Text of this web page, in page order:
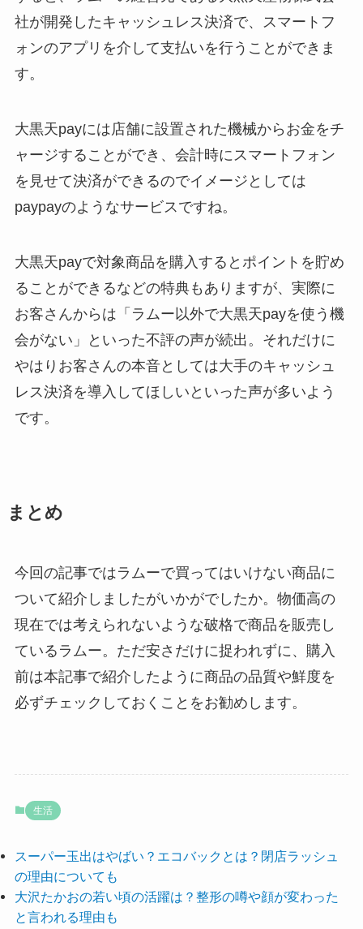
社が開発したキャッシュレス決済で、スマートフ
ォンのアプリを介して支払いを行うことができま
す。
大黒天payには店舗に設置された機械からお金をチ
ャージすることができ、会計時にスマートフォン
を見せて決済ができるのでイメージとしては
paypayのようなサービスですね。
大黒天payで対象商品を購入するとポイントを貯め
ることができるなどの特典もありますが、実際に
お客さんからは「ラムー以外で大黒天payを使う機
会がない」といった不評の声が続出。それだけに
やはりお客さんの本音としては大手のキャッシュ
レス決済を導入してほしいといった声が多いよう
です。
まとめ
今回の記事ではラムーで買ってはいけない商品に
ついて紹介しましたがいかがでしたか。物価高の
現在では考えられないような破格で商品を販売し
ているラムー。ただ安さだけに捉われずに、購入
前は本記事で紹介したように商品の品質や鮮度を
必ずチェックしておくことをお勧めします。
生活
スーパー玉出はやばい？エコバックとは？閉店ラッシュ
の理由についても
大沢たかおの若い頃の活躍は？整形の噂や顔が変わった
と言われる理由も